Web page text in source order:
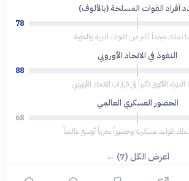
أفراد القوات المسلحة (بالألوف)
78
تملك حجماً أكبر من القوات البرية والجوية
النفوذ في الاتحاد الأوروبي
88
الأقوى تأثيراً في قرارات الاتحاد الأوروبي
الحضور العسكري العالمي
68
تملك قواعد عسكرية وحضوراً بحرياً أوسع عالمياً
اعرض الكل (7) ←